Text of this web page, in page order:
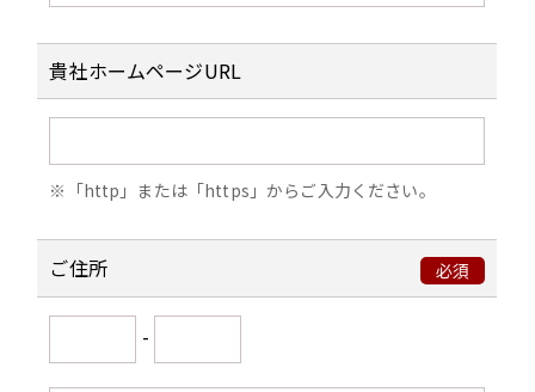
ご本人様の個人データの利用目的の達成に必
要な範囲内において、当該個人データの取扱
いの全部又は一部を業務委託先である第三者
全管理措置に照らして個人情報を適正に取り
扱うものと認められる業務委託先を選定し、
かつ、委託した個人データの安全管理が図ら
れるよう必要かつ適切な管理・監督をいたし
ます。
5. 個人情報の第三者への開示・提
貴社ホームページURL
※「http」または「https」からご入力ください。
ご住所 必須
-